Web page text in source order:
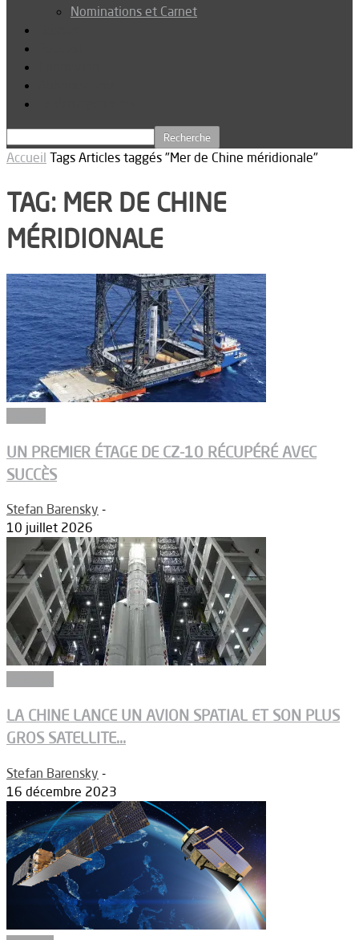
Nominations et Carnet
Accueil Tags Articles taggés "Mer de Chine méridionale"
TAG: MER DE CHINE
MÉRIDIONALE
UN PREMIER ÉTAGE DE CZ-10 RÉCUPÉRÉ AVEC
SUCCÈS
Stefan Barensky -
10 juillet 2026
LA CHINE LANCE UN AVION SPATIAL ET SON PLUS
GROS SATELLITE...
Stefan Barensky -
16 décembre 2023